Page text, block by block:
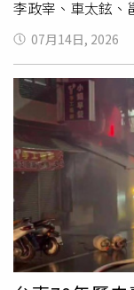
用油，既不能使用
收，看是製作肥
小吃店油品儲備量
酥雞）的餐飲業者
油，不會全部用到
廳，大豆沙拉油用
客的質疑，恐怕只
都是，政府稽查人
破口。
重新評估，以及近
後，所形成的綜
其是在整體市場承
對SpaceX估值過
美元，而許多長期
券」（Interactive
（Steve Sosnick
當初他們買入
跌破IPO價格幾美
注，並且在投資人
納入包括科技股比
100）等主要指數
納入納斯達克100
目前將焦點轉向
李政宰、車太鉉、
明本片早已成為
日血戰》昨日在首
領黃晸珉、鄭好娟
面，讓電影在正式
度話題鉅作的期待
的星光盛典，豪華
作《魷魚遊戲》的
Tripathi）特地現
場，包括Girl's
JISOO與Rosé一
一陣騷動；JISOO
超精彩！感覺才一
間過得超快。」此
07月14日, 2026